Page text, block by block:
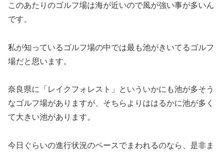
このあたりのゴルフ場は海が近いので風が強い事が多いん
です。
私が知っているゴルフ場の中では最も池がきいてるゴルフ
場だと思います。
奈良県に「レイクフォレスト」といういかにも池が多そう
なゴルフ場がありますが、そちらよりははるかに池が多く
て大きい池があります。
今日ぐらいの進行状況のペースでまわれるのなら、是非ま